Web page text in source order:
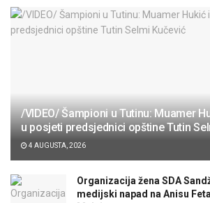
/VIDEO/ Šampioni u Tutinu: Muamer
u posjeti predsjednici opštine Tutin
4 AUGUSTA, 2026
Organizacija žena SDA
medijski napad na Anisu